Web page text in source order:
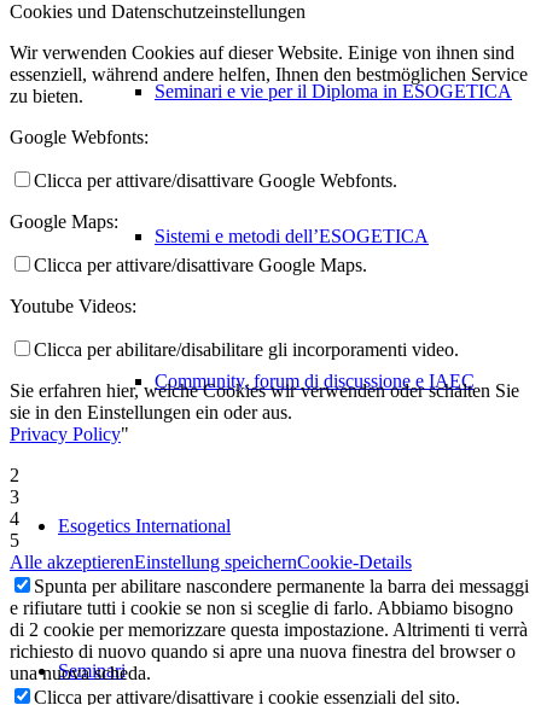
Seminari e vie per il Diploma in ESOGETICA
Sistemi e metodi dell’ESOGETICA
Community, forum di discussione e IAEC
Esogetics International
Seminari
Cookies und Datenschutzeinstellungen
Wir verwenden Cookies auf dieser Website. Einige von ihnen sind
essenziell, während andere helfen, Ihnen den bestmöglichen Service
zu bieten.
Google Webfonts:
Clicca per attivare/disattivare Google Webfonts.
Google Maps:
Clicca per attivare/disattivare Google Maps.
Youtube Videos:
Clicca per abilitare/disabilitare gli incorporamenti video.
Sie erfahren hier, welche Cookies wir verwenden oder schalten Sie
sie in den Einstellungen ein oder aus.
Privacy Policy"
2
3
4
5
Alle akzeptierenEinstellung speichernCookie-Details
Spunta per abilitare nascondere permanente la barra dei messaggi
e rifiutare tutti i cookie se non si sceglie di farlo. Abbiamo bisogno
di 2 cookie per memorizzare questa impostazione. Altrimenti ti verrà
richiesto di nuovo quando si apre una nuova finestra del browser o
una nuova scheda.
Clicca per attivare/disattivare i cookie essenziali del sito.